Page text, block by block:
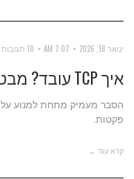
ינואר 18, 2026 7:07 AM 10 תגובות
איך TCP עובד? מבט מעמיק
פקטות.
קרא עוד ←